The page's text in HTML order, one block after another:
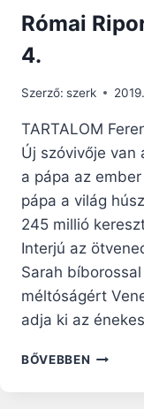
Római
4.
Szerző: szerk
TARTALOM
Új szóvivője van
a pápa az
pápa a világ
245 millió
Interjú az
Sarah
méltóságért
adja ki az
BŐVEBBEN RÓMAI